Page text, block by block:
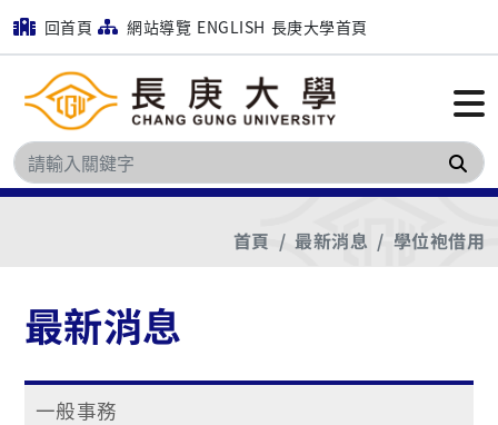
回首頁 網站導覽 ENGLISH 長庚大學首頁
搜
首頁 最新消息 學位袍借用
最新消息
一般事務